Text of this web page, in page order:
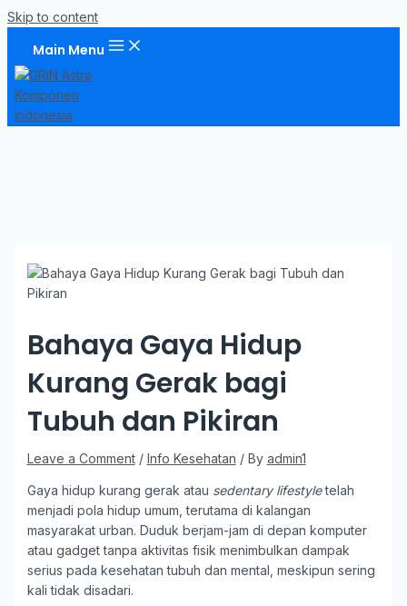
Skip to content
Main Menu
Bahaya Gaya Hidup
Kurang Gerak bagi
Tubuh dan Pikiran
Leave a Comment / Info Kesehatan / By admin1
Gaya hidup kurang gerak atau sedentary lifestyletelah
menjadi pola hidup umum, terutama di kalangan
masyarakat urban. Duduk berjam-jam di depan komputer
atau gadget tanpa aktivitas fisik menimbulkan dampak
serius pada kesehatan tubuh dan mental, meskipun sering
kali tidak disadari.